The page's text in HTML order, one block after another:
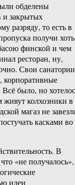
обделены
и закрытых
разряду, то есть в
получи хоть
финской и чем
ресторан, ну,
Свои
корпоративные
было, но
живут колхозники в
магаз не
касками во
В
«не получалось»,
идеи